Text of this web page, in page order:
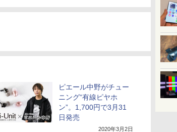
ピエール中野がチュー
ニング“有線ピヤホ
ン”。1,700円で3月31
日発売
2020年3月2日